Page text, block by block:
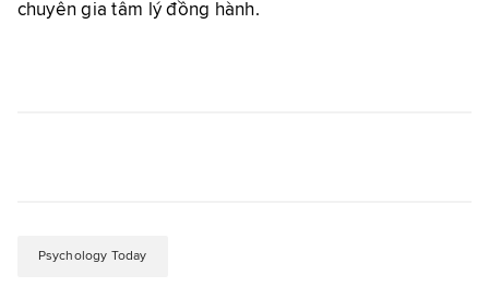
chuyên gia tâm lý đồng hành.
Psychology Today